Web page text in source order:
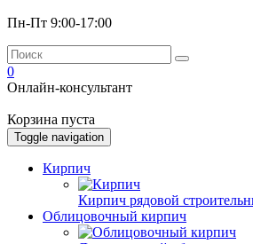
Пн-Пт 9:00-17:00
0
Онлайн-консультант
Корзина пуста
Toggle navigation
Кирпич
Кирпич рядовой
Облицовочный кирпич